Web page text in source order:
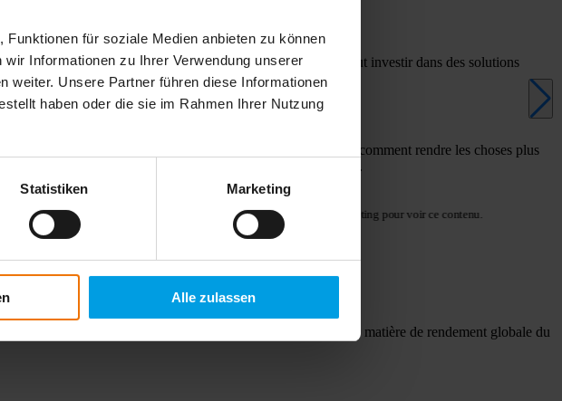
für soziale Medien anbieten zu können
Informationen zu Ihrer Verwendung unserer
weiter. Unsere Partner führen diese Informationen
haben oder die sie im Rahmen Ihrer Nutzung
Statistiken Marketing
Alle zulassen
coûteuses. Face aux contraintes financières, il faut investir dans des solutions
Avec toutes nos solutions, nous gardons toujours à l'esprit comment rendre les choses plus
détectent les fuites d'eau de manière largement autonome.
ce contenu.
AQUAPHON® A 200 work?
Veuillez accepter les cookies marketing pour voir ce contenu.
Accepter les cookies marketing
traduit généralement par des exigences supplémentaires en matière de rendement globale du